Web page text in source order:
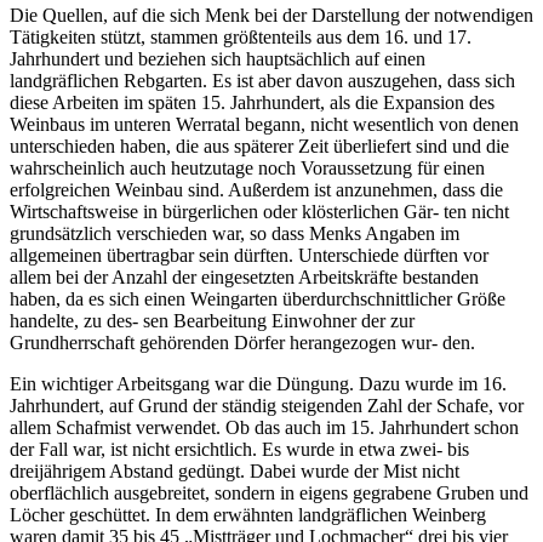
Die Quellen, auf die sich Menk bei der Darstellung der notwendigen
Tätigkeiten stützt, stammen größtenteils aus dem 16. und 17.
Jahrhundert und beziehen sich hauptsächlich auf einen
landgräflichen Rebgarten. Es ist aber davon auszugehen, dass sich
diese Arbeiten im späten 15. Jahrhundert, als die Expansion des
Weinbaus im unteren Werratal begann, nicht wesentlich von denen
unterschieden haben, die aus späterer Zeit überliefert sind und die
wahrscheinlich auch heutzutage noch Voraussetzung für einen
erfolgreichen Weinbau sind. Außerdem ist anzunehmen, dass die
Wirtschaftsweise in bürgerlichen oder klösterlichen Gär- ten nicht
grundsätzlich verschieden war, so dass Menks Angaben im
allgemeinen übertragbar sein dürften. Unterschiede dürften vor
allem bei der Anzahl der eingesetzten Arbeitskräfte bestanden
haben, da es sich einen Weingarten überdurchschnittlicher Größe
handelte, zu des- sen Bearbeitung Einwohner der zur
Grundherrschaft gehörenden Dörfer herangezogen wur- den.
Ein wichtiger Arbeitsgang war die Düngung. Dazu wurde im 16.
Jahrhundert, auf Grund der ständig steigenden Zahl der Schafe, vor
allem Schafmist verwendet. Ob das auch im 15. Jahrhundert schon
der Fall war, ist nicht ersichtlich. Es wurde in etwa zwei- bis
dreijährigem Abstand gedüngt. Dabei wurde der Mist nicht
oberflächlich ausgebreitet, sondern in eigens gegrabene Gruben und
Löcher geschüttet. In dem erwähnten landgräflichen Weinberg
waren damit 35 bis 45 „Mistträger und Lochmacher“ drei bis vier